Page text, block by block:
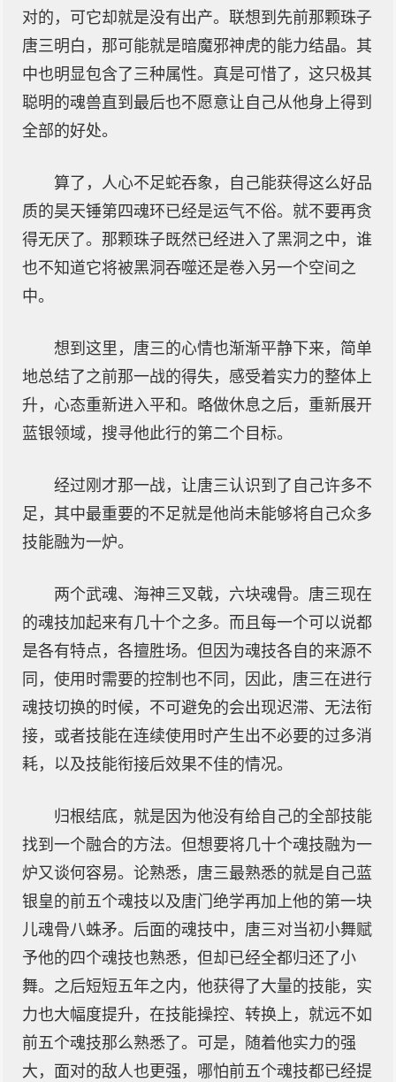
对的，可它却就是没有出产。联想到先前那颗珠子
唐三明白，那可能就是暗魔邪神虎的能力结晶。其
中也明显包含了三种属性。真是可惜了，这只极其
聪明的魂兽直到最后也不愿意让自己从他身上得到
全部的好处。
算了，人心不足蛇吞象，自己能获得这么好品
质的昊天锤第四魂环已经是运气不俗。就不要再贪
得无厌了。那颗珠子既然已经进入了黑洞之中，谁
也不知道它将被黑洞吞噬还是卷入另一个空间之
中。
想到这里，唐三的心情也渐渐平静下来，简单
地总结了之前那一战的得失，感受着实力的整体上
升，心态重新进入平和。略做休息之后，重新展开
蓝银领域，搜寻他此行的第二个目标。
经过刚才那一战，让唐三认识到了自己许多不
足，其中最重要的不足就是他尚未能够将自己众多
技能融为一炉。
两个武魂、海神三叉戟，六块魂骨。唐三现在
的魂技加起来有几十个之多。而且每一个可以说都
是各有特点，各擅胜场。但因为魂技各自的来源不
同，使用时需要的控制也不同，因此，唐三在进行
魂技切换的时候，不可避免的会出现迟滞、无法衔
接，或者技能在连续使用时产生出不必要的过多消
耗，以及技能衔接后效果不佳的情况。
归根结底，就是因为他没有给自己的全部技能
找到一个融合的方法。但想要将几十个魂技融为一
炉又谈何容易。论熟悉，唐三最熟悉的就是自己蓝
银皇的前五个魂技以及唐门绝学再加上他的第一块
儿魂骨八蛛矛。后面的魂技中，唐三对当初小舞赋
予他的四个魂技也熟悉，但却已经全都归还了小
舞。之后短短五年之内，他获得了大量的技能，实
力也大幅度提升，在技能操控、转换上，就远不如
前五个魂技那么熟悉了。可是，随着他实力的强
大，面对的敌人也更强，哪怕前五个魂技都已经提